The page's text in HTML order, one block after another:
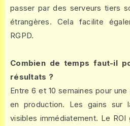
passer par des serveurs tiers
étrangères. Cela facilite
RGPD.
Combien de temps faut-il
résultats ?
Entre 6 et 10 semaines pour
en production. Les gains sur
visibles immédiatement. Le